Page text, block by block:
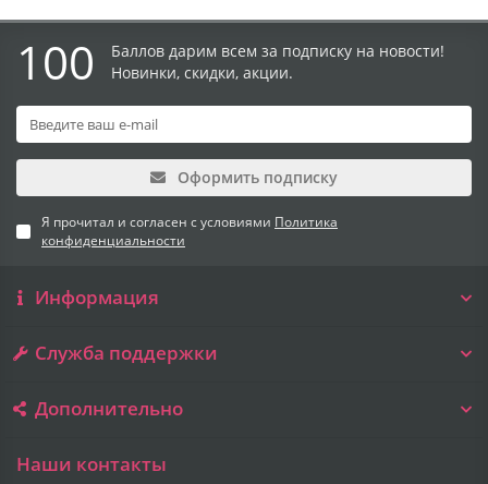
100
Баллов дарим всем за подписку на новости!
Новинки, скидки, акции.
Оформить подписку
Я прочитал и согласен с условиями Политика
конфиденциальности
Информация
Служба поддержки
Дополнительно
Наши контакты